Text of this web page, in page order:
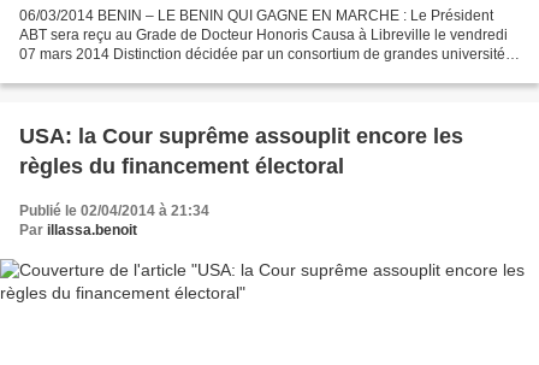
06/03/2014 BENIN – LE BENIN QUI GAGNE EN MARCHE : Le Président
ABT sera reçu au Grade de Docteur Honoris Causa à Libreville le vendredi
07 mars 2014 Distinction décidée par un consortium de grandes universités
USA: la Cour suprême assouplit encore les
règles du financement électoral
Publié le 02/04/2014 à 21:34
Par illassa.benoit